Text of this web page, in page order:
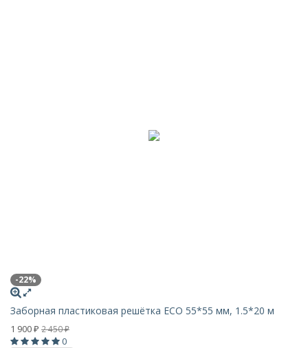
-22%
Заборная пластиковая решётка ECO 55*55 мм, 1.5*20 м
1 900 ₽ 2 450₽
0